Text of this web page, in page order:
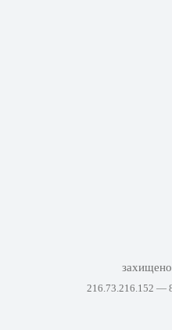
захищено
216.73.216.152 —